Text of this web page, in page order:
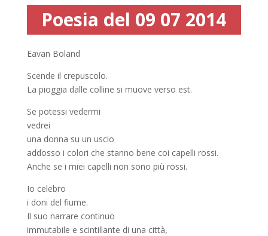
Poesia del 09 07 2014
Eavan Boland
Scende il crepuscolo.
La pioggia dalle colline si muove verso est.
Se potessi vedermi
vedrei
una donna su un uscio
addosso i colori che stanno bene coi capelli rossi.
Anche se i miei capelli non sono più rossi.
Io celebro
i doni del fiume.
Il suo narrare continuo
immutabile e scintillante di una città,